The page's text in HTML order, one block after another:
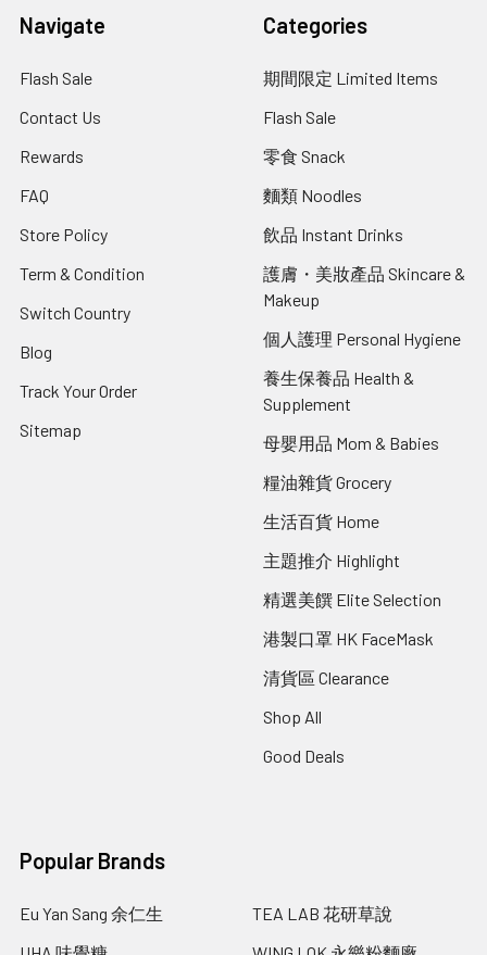
Navigate
Flash Sale
Contact Us
Rewards
FAQ
Store Policy
Term & Condition
Switch Country
Blog
Track Your Order
Sitemap
Categories
期間限定 Limited Items
Flash Sale
零食 Snack
麵類 Noodles
飲品 Instant Drinks
護膚・美妝產品 Skincare &
Makeup
個人護理 Personal Hygiene
養生保養品 Health &
Supplement
母嬰用品 Mom & Babies
糧油雜貨 Grocery
生活百貨 Home
主題推介 Highlight
精選美饌 Elite Selection
港製口罩 HK FaceMask
清貨區 Clearance
Shop All
Good Deals
Popular Brands
Eu Yan Sang 余仁生
TEA LAB 花研草說